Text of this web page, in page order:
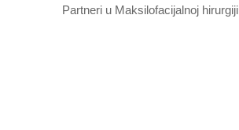
Partneri u Maksilofacijalnoj hirurgiji